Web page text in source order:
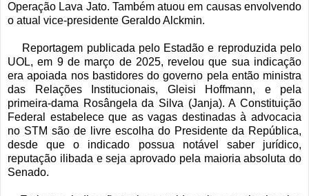
Operação Lava Jato. Também atuou em causas envolvendo
o atual vice-presidente Geraldo Alckmin.
Reportagem publicada pelo Estadão e reproduzida pelo
UOL, em 9 de março de 2025, revelou que sua indicação
era apoiada nos bastidores do governo pela então ministra
das Relações Institucionais, Gleisi Hoffmann, e pela
primeira-dama Rosângela da Silva (Janja). A Constituição
Federal estabelece que as vagas destinadas à advocacia
no STM são de livre escolha do Presidente da República,
desde que o indicado possua notável saber jurídico,
reputação ilibada e seja aprovado pela maioria absoluta do
Senado.